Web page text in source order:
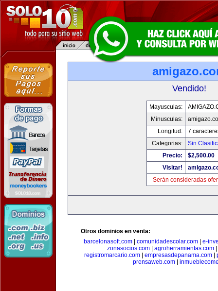
Vendido!
Mayusculas:
Minusculas:
Longitud:
7
Categorias:
Sin
Precio:
$2,500.00
Visitar!
Serán consideradas
Otros dominios en venta:
barcelonasoft.com
comunidadescolar.com
e-
zonasocios.com
agroherramientas.com
registromarcario.com| empresasdepanama.com|
prensaweb.com